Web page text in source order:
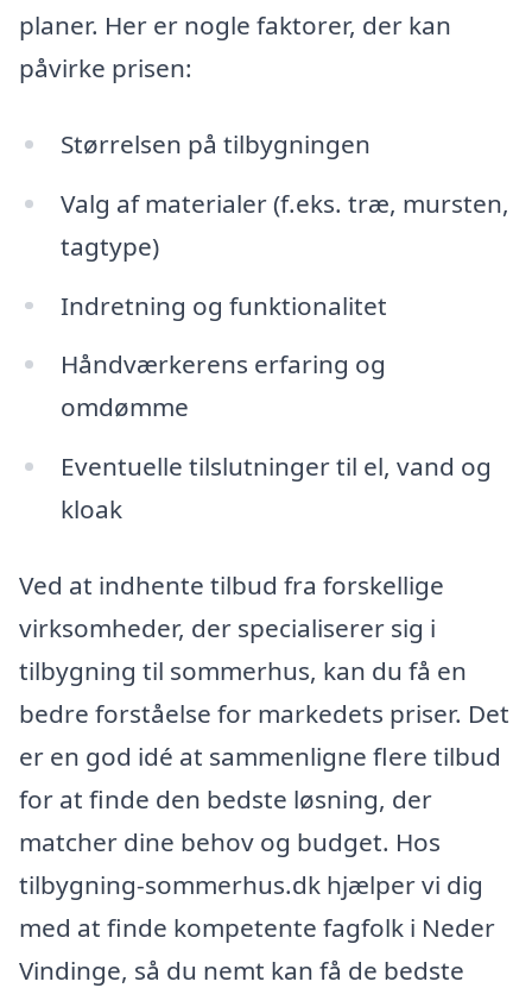
planer. Her er nogle faktorer, der kan
påvirke prisen:
Størrelsen på tilbygningen
Valg af materialer (f.eks. træ, mursten,
tagtype)
Indretning og funktionalitet
Håndværkerens erfaring og
omdømme
Eventuelle tilslutninger til el, vand og
kloak
Ved at indhente tilbud fra forskellige
virksomheder, der specialiserer sig i
tilbygning til sommerhus, kan du få en
bedre forståelse for markedets priser. Det
er en god idé at sammenligne flere tilbud
for at finde den bedste løsning, der
matcher dine behov og budget. Hos
tilbygning-sommerhus.dk hjælper vi dig
med at finde kompetente fagfolk i Neder
Vindinge, så du nemt kan få de bedste